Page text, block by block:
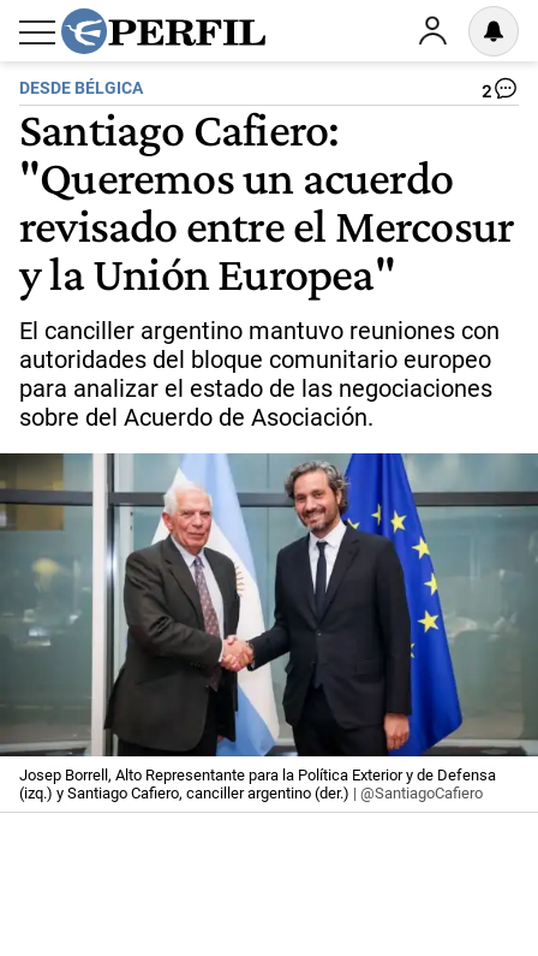
DESDE BÉLGICA 2
Santiago Cafiero:
"Queremos un acuerdo
revisado entre el Mercosur
y la Unión Europea"
El canciller argentino mantuvo reuniones con
autoridades del bloque comunitario europeo
para analizar el estado de las negociaciones
sobre del Acuerdo de Asociación.
Josep Borrell, Alto Representante para la Política Exterior y de Defensa
(izq.) y Santiago Cafiero, canciller argentino (der.) | @SantiagoCafiero